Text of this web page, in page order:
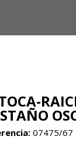
07475/67